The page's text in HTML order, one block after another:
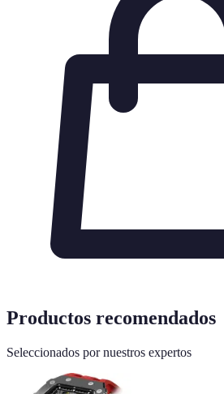
Productos recomendados
Seleccionados por nuestros expertos